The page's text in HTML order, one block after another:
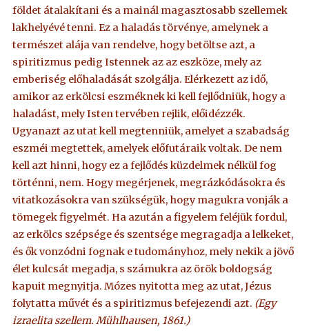
földet átalakítani és a mainál magasztosabb szellemek
lakhelyévé tenni. Ez a haladás törvénye, amelynek a
természet alája van rendelve, hogy betöltse azt, a
spiritizmus pedig Istennek az az eszköze, mely az
emberiség előhaladását szolgálja. Elérkezett az idő,
amikor az erkölcsi eszméknek ki kell fejlődniük, hogy a
haladást, mely Isten tervében rejlik, előidézzék.
Ugyanazt az utat kell megtenniük, amelyet a szabadság
eszméi megtettek, amelyek előfutáraik voltak. De nem
kell azt hinni, hogy ez a fejlődés küzdelmek nélkül fog
történni, nem. Hogy megérjenek, megrázkódásokra és
vitatkozásokra van szükségük, hogy magukra vonják a
tömegek figyelmét. Ha azután a figyelem feléjük fordul,
az erkölcs szépsége és szentsége megragadja a lelkeket,
és ők vonzódni fognak e tudományhoz, mely nekik a jövő
élet kulcsát megadja, s számukra az örök boldogság
kapuit megnyitja. Mózes nyitotta meg az utat, Jézus
folytatta művét és a spiritizmus befejezendi azt. (Egy
izraelita szellem. Mühlhausen, 1861.)